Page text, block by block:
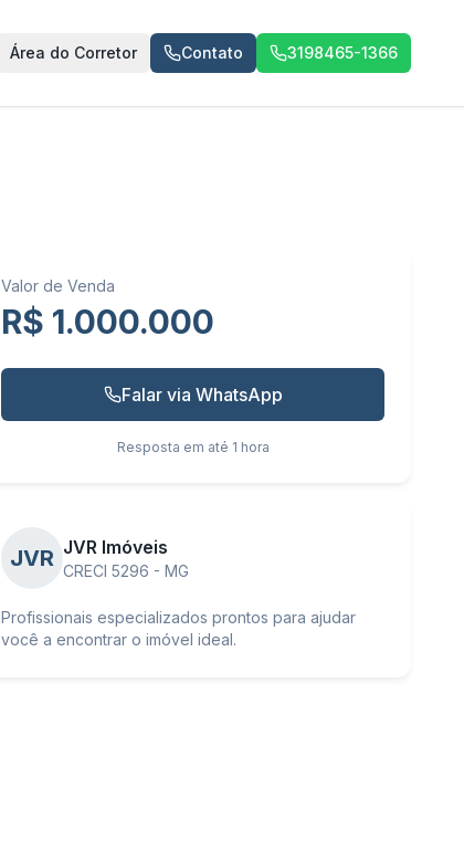
Área do Corretor Contato 3198465-1366
Valor de Venda
R$ 1.000.000
Falar via WhatsApp
Resposta em até 1 hora
JVR JVR Imóveis
CRECI 5296 - MG
Profissionais especializados prontos para ajudar
você a encontrar o imóvel ideal.